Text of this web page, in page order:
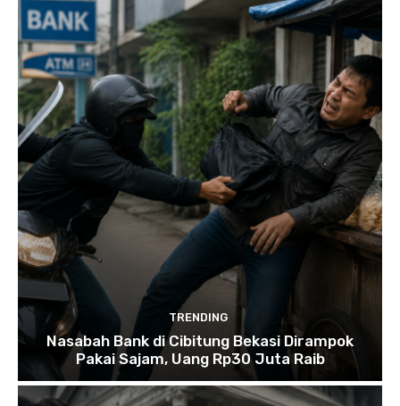
TRENDING
Nasabah Bank di Cibitung Bekasi Dirampok
Pakai Sajam, Uang Rp30 Juta Raib